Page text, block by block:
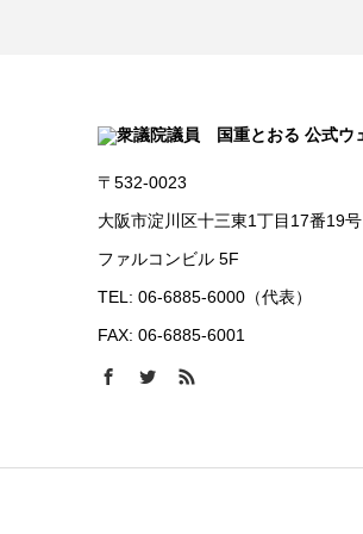
〒532-0023
大阪市淀川区十三東1丁目17番19号
ファルコンビル 5F
TEL: 06-6885-6000（代表）
FAX: 06-6885-6001